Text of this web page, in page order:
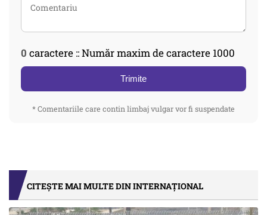
0 caractere :: Număr maxim de caractere 1000
Trimite
* Comentariile care contin limbaj vulgar vor fi suspendate
CITEȘTE MAI MULTE DIN INTERNAȚIONAL